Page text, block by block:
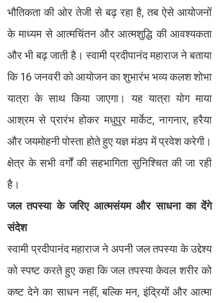
भौतिकता की ओर तेजी से बढ़ रहा है, तब ऐसे आयोजनों
के माध्यम से आत्मचिंतन और आत्मशुद्धि की आवश्यकता
और भी बढ़ जाती है। स्वामी प्रदीपानंद महाराज ने बताया
कि 16 जनवरी को आयोजन का शुभारंभ भव्य कलश शोभा
यात्रा के साथ किया जाएगा। यह यात्रा योग माया
आश्रम से प्रारंभ होकर मधुपुर मार्केट, नागनार, हरैया
और जयमोहनी पोस्ता होते हुए यज्ञ मंडप में प्रवेश करेगी।
क्षेत्र के सभी वर्गों की सहभागिता सुनिश्चित की जा रही
है।
जल तपस्या के जरिए आत्मसंयम और साधना का देंगे
संदेश
स्वामी प्रदीपानंद महाराज ने अपनी जल तपस्या के उद्देश्य
को स्पष्ट करते हुए कहा कि जल तपस्या केवल शरीर को
कष्ट देने का साधन नहीं, बल्कि मन, इंद्रियों और आत्मा